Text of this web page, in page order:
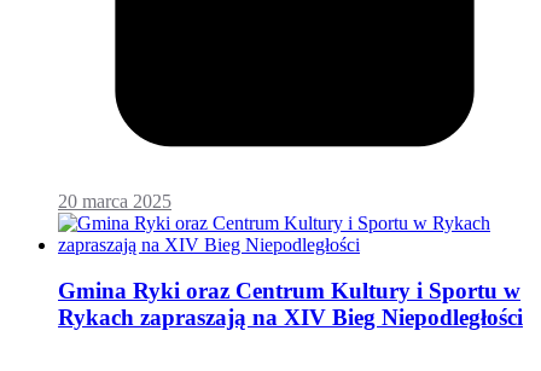
20 marca 2025
Gmina Ryki oraz Centrum Kultury i Sportu w
Rykach zapraszają na XIV Bieg Niepodległości